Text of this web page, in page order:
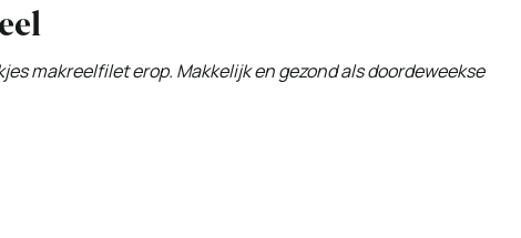
makreelfilet erop. Makkelijk en gezond als doordeweekse